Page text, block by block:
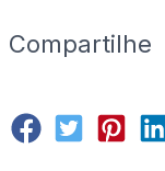
Compartilhe